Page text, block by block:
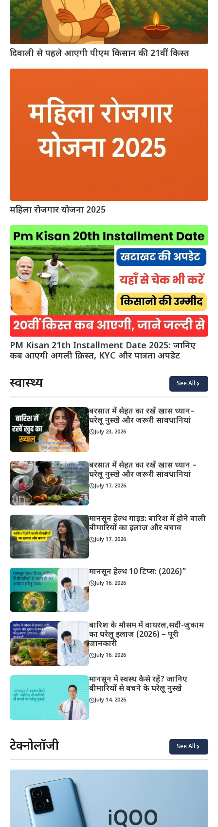
दिवाली से पहले आएगी पीएम किसान की 21वीं किस्त
महिला रोजगार योजना 2025
PM Kisan 21th Installment Date 2025: जानिए
कब आएगी अगली क़िस्त, KYC और पात्रता अपडेट
स्वास्थ्य See All
बरसात में सेहत का रखें खास ध्यान–
घरेलू नुस्खे और जरूरी सावधानियां
July 23, 2026
बरसात में सेहत का रखें खास ध्यान –
घरेलू नुस्खे और जरूरी सावधानियां
July 17, 2026
मानसून हेल्थ गाइड: बारिश में होने वाली
बीमारियों का इलाज और बचाव
July 17, 2026
मानसून हेल्थ 10 टिप्स: (2026)”
July 16, 2026
बारिश के मौसम में वायरल,सर्दी-जुकाम
का घरेलू इलाज (2026) – पूरी
जानकारी
July 16, 2026
मानसून में स्वस्थ कैसे रहें? जानिए
बीमारियों से बचने के घरेलू नुस्खे
July 14, 2026
टेक्नोलॉजी See All